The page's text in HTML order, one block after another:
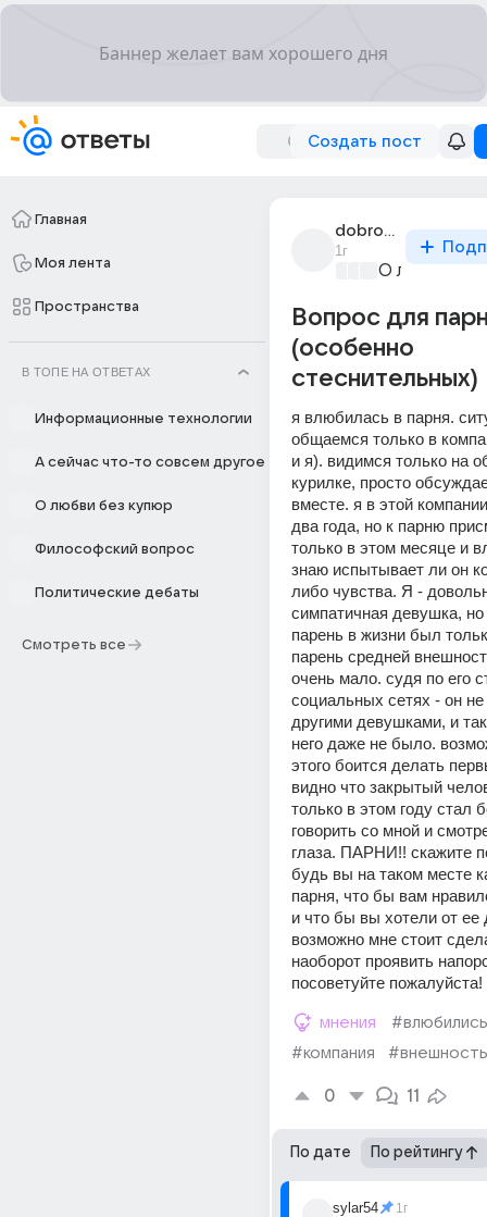
Создать пост
Главная
Моя лента
Пространства
В ТОПЕ НА ОТВЕТАХ
Информационные технологии
А сейчас что-то совсем другое
О любви без купюр
Философский вопрос
Политические дебаты
Смотреть все
dobroe_utro_440
1г
О любви без
Вопрос для
(особенно
стеснительных)
я влюбилась в парня.
общаемся только в
и я). видимся только на
курилке, просто
вместе. я в этой
два года, но к парню
только в этом месяце и
знаю испытывает ли он
либо чувства. Я -
симпатичная девушка,
парень в жизни был
парень средней
очень мало. судя по его
социальных сетях - он
другими девушками, и
него даже не было.
этого боится делать
видно что закрытый
только в этом году стал
говорить со мной и
глаза. ПАРНИ!! скажите
будь вы на таком месте
парня, что бы вам
и что бы вы хотели от ее
возможно мне стоит
наоборот проявить
посоветуйте пожалуйста!
мнения
#влюбились
#компания
#внешность
0 11
По дате По рейтингу
sylar54 1г